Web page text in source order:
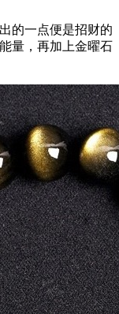
的一点便是招财的
量，再加上金曜石